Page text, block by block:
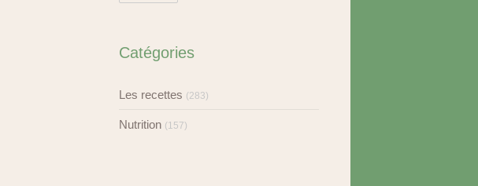
Catégories
Les recettes (283)
Nutrition (157)